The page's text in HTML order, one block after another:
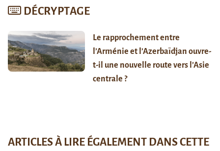
DÉCRYPTAGE
Le rapprochement entre
l’Arménie et l’Azerbaïdjan ouvre-
t-il une nouvelle route vers l’Asie
centrale ?
ARTICLES À LIRE ÉGALEMENT DANS CETTE